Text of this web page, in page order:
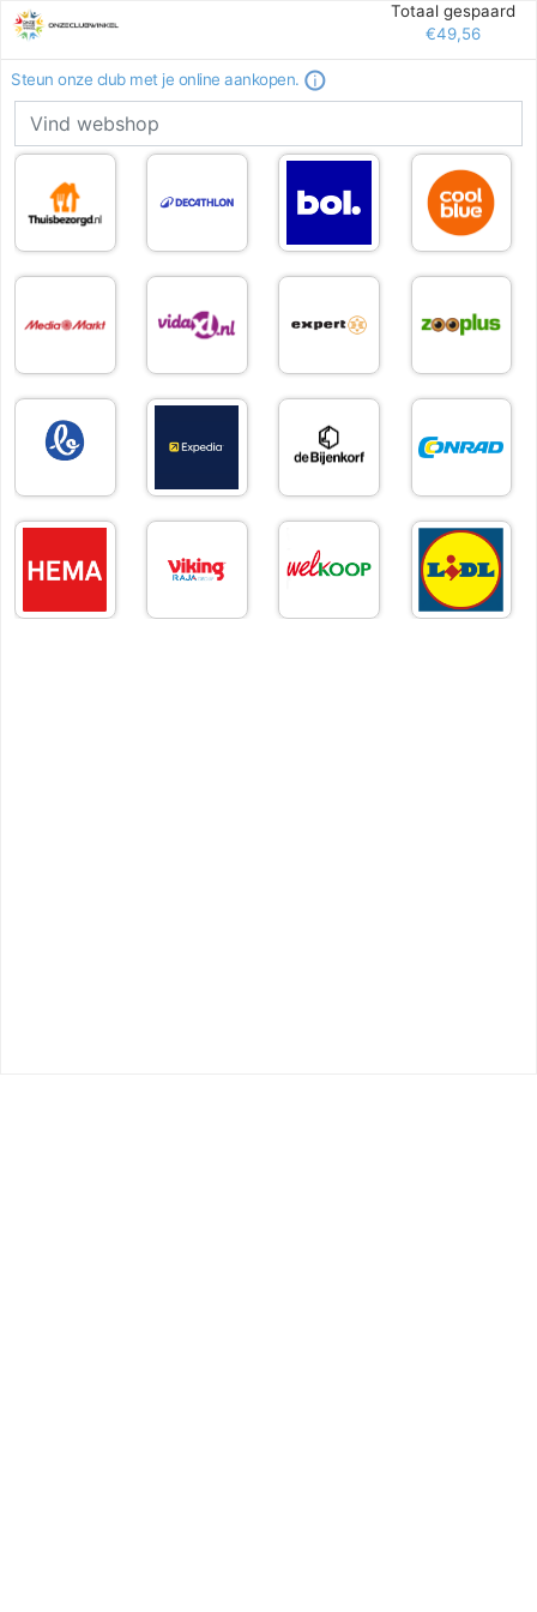
Totaal gespaard
€49,56
Steun onze club met je online aankopen.